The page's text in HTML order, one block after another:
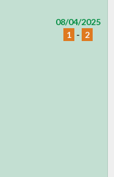
08/04/2025
1 - 2